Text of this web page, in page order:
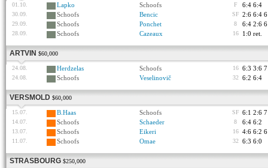
01.10. Lapko Schoofs F 6:4 6:4
30.09. Schoofs Bencic SF 2:6 6:4
29.09. Schoofs Ponchet 8 6:4 2:6
28.09. Schoofs Cazeaux 16 1:0 ret.
ARTVIN $60,000
24.08. Herdzelas Schoofs 16 6:3 3:6
24.08. Schoofs Veselinovič 32 6:2 6:4
VERSMOLD $60,000
15.07. B.Haas Schoofs SF 6:1 2:6
14.07. Schoofs Schaeder 8 6:4 6:2
13.07. Schoofs Eikeri 16 4:6 6:2
11.07. Schoofs Omae 32 6:3 6:0
STRASBOURG $250,000